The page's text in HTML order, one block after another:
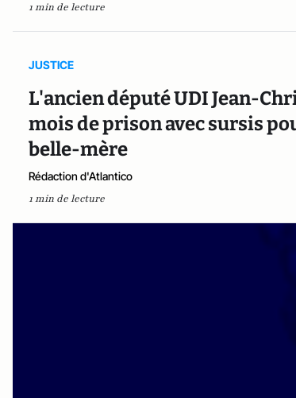
1 min de lecture
JUSTICE
L'ancien député UDI Jean-
mois de prison avec sursis
belle-mère
Rédaction d'Atlantico
1 min de lecture